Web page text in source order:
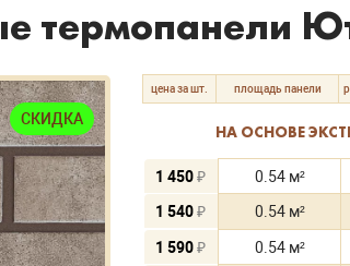
термопанели
СКИДКА
цена за шт. площадь панели
НА ОСНОВЕ
1 450₽ 0.54 м²
1 540₽ 0.54 м²
1 590₽ 0.54 м²